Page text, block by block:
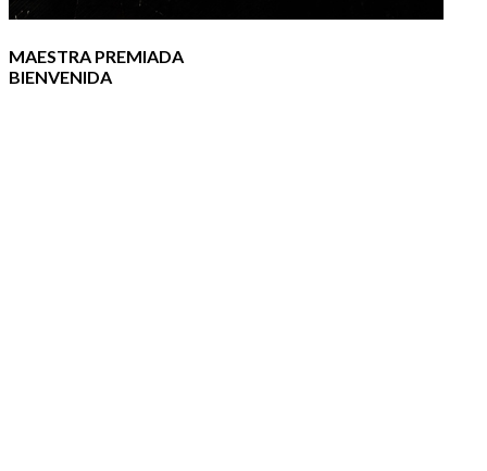
MAESTRA PREMIADA
BIENVENIDA